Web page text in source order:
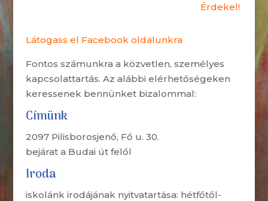
Érdekel!
Látogass el Facebook oldalunkra
Fontos számunkra a közvetlen, személyes
kapcsolattartás. Az alábbi elérhetőségeken
keressenek bennünket bizalommal:
Címünk
2097 Pilisborosjenő, Fő u. 30.
bejárat a Budai út felől
Iroda
iskolánk irodájának nyitvatartása: hétfőtől-